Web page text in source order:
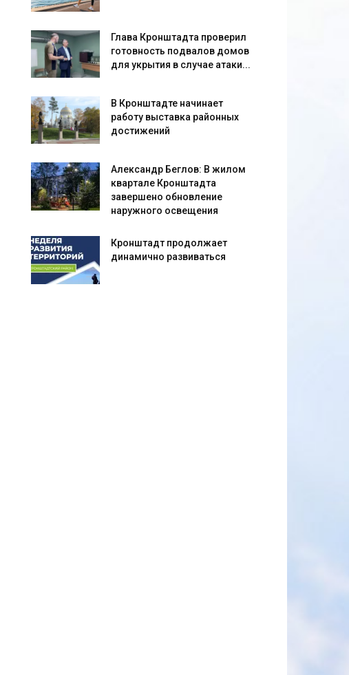
Глава Кронштадта проверил
готовность подвалов домов
для укрытия в случае атаки...
В Кронштадте начинает
работу выставка районных
достижений
Александр Беглов: В жилом
квартале Кронштадта
завершено обновление
наружного освещения
Кронштадт продолжает
динамично развиваться